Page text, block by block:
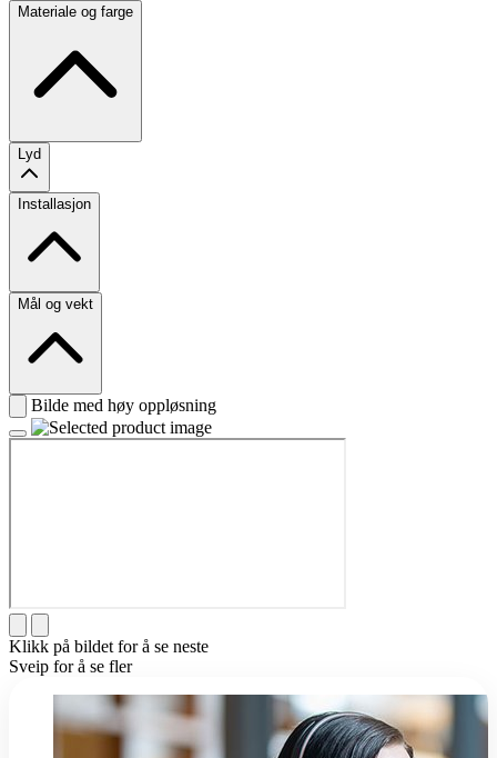
Materiale og farge
Lyd
Installasjon
Mål og vekt
Bilde med høy oppløsning
Klikk på bildet for å se neste
Sveip for å se fler